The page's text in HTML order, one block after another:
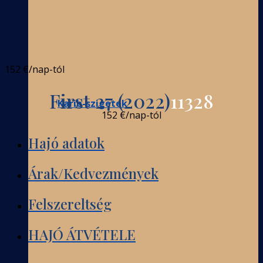
Karib-szigetek
152 €/nap-tól
First 27 (2022)11328
152 €/nap-tól
Hajó adatok
Árak/Kedvezmények
Felszereltség
HAJÓ ÁTVÉTELE